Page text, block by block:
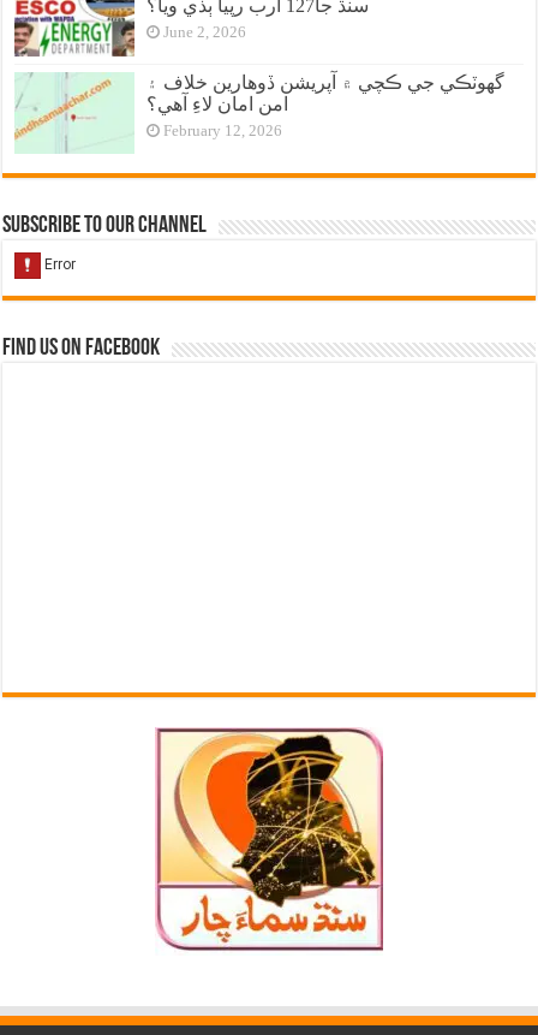
سنڌ جا127 ارب رپيا ٻڏي ويا؟
June 2, 2026
گهوٽڪي جي ڪچي ۾ آپريشن ڏوهارين خلاف ۽
امن امان لاءِ آهي؟
February 12, 2026
Subscribe to our Channel
Find us on Facebook